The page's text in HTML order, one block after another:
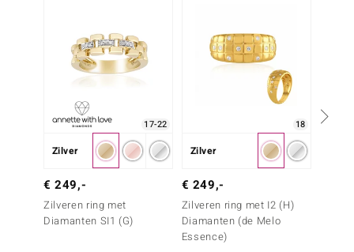
17-22
Zilver
€ 249,-
Zilveren ring met
Diamanten SI1 (G)
18
Zilver
€ 249,-
Zilveren ring met I2 (H)
Diamanten (de Melo
Essence)